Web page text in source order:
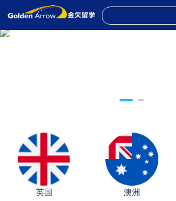
英国 澳洲